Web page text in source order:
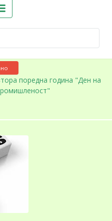
поредна година "Ден на